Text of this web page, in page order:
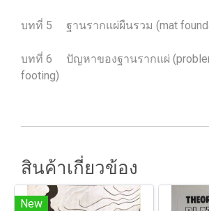
บทที่ 5 ฐานรากแผ่ผืนรวม (mat
บทที่ 6 ปัญหาของฐานรากแผ่
footing)
สินค้าเกี่ยวข้อง
New